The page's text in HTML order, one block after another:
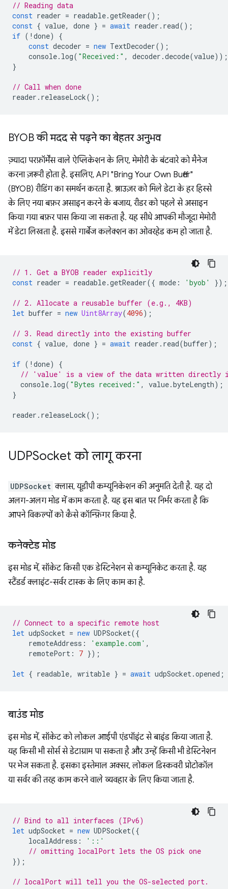
// Reading data
const reader = readable.getReader();
const { value, done } = await reader . read();
if ( ! done)
{
const decoder = new TextDecoder();
console. log( "Received:" , decoder .decode(value));
}
// Call when done
reader . releaseLock();
BYOB की मदद से पढ़ने का बेहतर अनुभव
ज़्यादा परफ़ॉर्मेंस वाले ऐप्लिकेशन के लिए, मेमोरी के बंटवारे को मैनेज
करना ज़रूरी होता है. इसलिए, API "Bring Your Own Buffer"
(BYOB) रीडिंग का समर्थन करता है. ब्राउज़र को मिले डेटा के हर हिस्से
के लिए नया बफ़र असाइन करने के बजाय, रीडर को पहले से असाइन
किया गया बफ़र पास किया जा सकता है. यह सीधे आपकी मौजूदा मेमोरी
में डेटा लिखता है. इससे गार्बेज कलेक्शन का ओवरहेड कम हो जाता है.
// 1. Get a BYOB reader explicitly
const reader = readable.getReader({ mode : 'byob' });
// 2. Allocate a reusable buffer (e.g., 4KB)
let buffer = new Uint8Array(4096);
// 3. Read directly into the existing buffer
const { value, done } = await reader . read(buffer);
if ( ! done)
{
// 'value' is a view of the data written directly
console. log( "Bytes received:" , value.byteLength);
}
reader . releaseLock();
UDPSocket को लागू करना
UDPSocket क्लास, यूडीपी कम्यूनिकेशन की अनुमति देती है. यह दो
अलग-अलग मोड में काम करता है. यह इस बात पर निर्भर करता है कि
आपने विकल्पों को कैसे कॉन्फ़िगर किया है.
कनेक्टेड मोड
इस मोड में, सॉकेट किसी एक डेस्टिनेशन से कम्यूनिकेट करता है. यह
स्टैंडर्ड क्लाइंट-सर्वर टास्क के लिए काम का है.
// Connect to a specific remote host
let udpSocket = new UDPSocket({
remoteAddress : 'example.com' ,
remotePort : 7 });
let { readable, writable } = await udpSocket.opened ;
बाउंड मोड
इस मोड में, सॉकेट को लोकल आईपी एंडपॉइंट से बाइंड किया जाता है.
यह किसी भी सोर्स से डेटाग्राम पा सकता है और उन्हें किसी भी डेस्टिनेशन
पर भेज सकता है. इसका इस्तेमाल अक्सर, लोकल डिस्कवरी प्रोटोकॉल
या सर्वर की तरह काम करने वाले व्यवहार के लिए किया जाता है.
// Bind to all interfaces (IPv6)
let udpSocket = new UDPSocket({
localAddress :
'::'
// omitting localPort lets the OS pick one
});
// localPort will tell you the OS-selected port.